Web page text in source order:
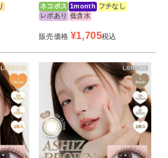
ネコポス 1month フチなし
レポあり 低含水
販売価格 ¥1,705税込